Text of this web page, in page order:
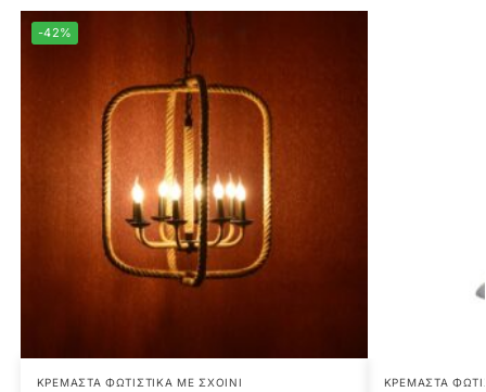
-42%
ΚΡΕΜΑΣΤΆ ΦΩΤΙΣΤΙΚΆ ΜΕ ΣΧΟΙΝΊ ΚΡΕΜΑΣΤΆ